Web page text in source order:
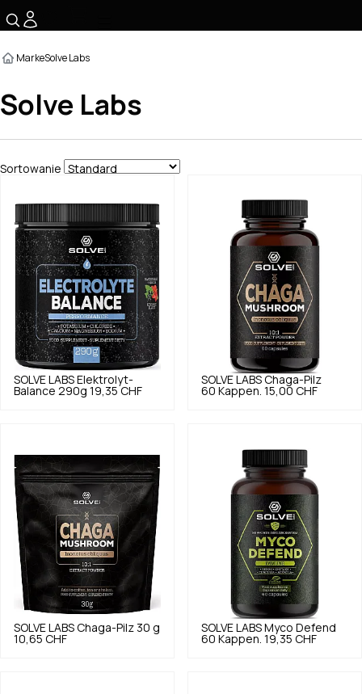
MarkeSolve Labs
Solve Labs
Sortowanie
SOLVE LABS Elektrolyt-
Balance 290g 19,35 CHF
SOLVE LABS Chaga-Pilz
60 Kappen. 15,00 CHF
SOLVE LABS Chaga-Pilz 30 g
10,65 CHF
SOLVE LABS Myco Defend
60 Kappen. 19,35 CHF